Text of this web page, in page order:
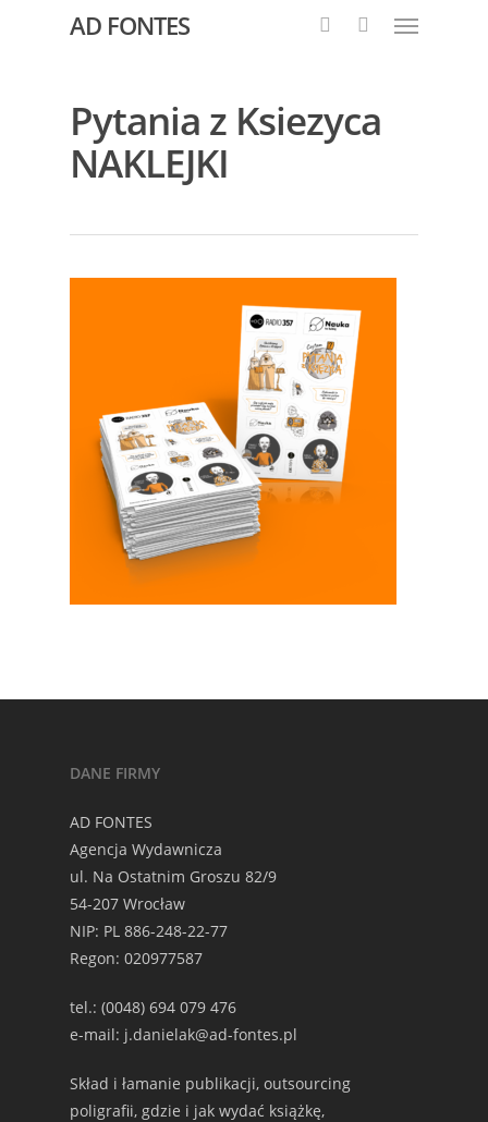
AD FONTES
Pytania z Ksiezyca
NAKLEJKI
DANE FIRMY
AD FONTES
Agencja Wydawnicza
ul. Na Ostatnim Groszu 82/9
54-207 Wrocław
NIP: PL 886-248-22-77
Regon: 020977587
tel.: (0048) 694 079 476
e-mail: j.danielak@ad-fontes.pl
Skład i łamanie publikacji, outsourcing
poligrafii, gdzie i jak wydać książkę,